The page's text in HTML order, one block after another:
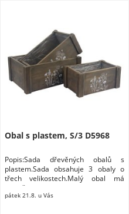
Obal s plastem, S/3 D5968
Popis:Sada dřevěných obalů s
plastem.Sada obsahuje 3 obaly o
třech velikostech.Malý obal má
rozměry:
pátek 21.8. u Vás